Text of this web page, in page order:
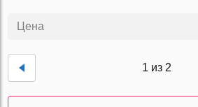
Цена
1 из 2